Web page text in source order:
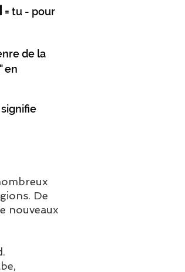
= tu - pour
de la
en
signifie
De
nouveaux